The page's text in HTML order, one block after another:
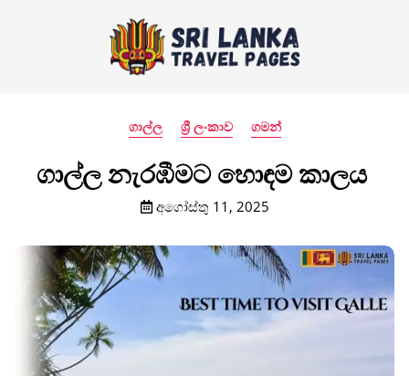
ගාල්ල ශ්‍රී ලංකාව ගමන්
ගාල්ල නැරඹීමට හොඳම කාලය
අගෝස්තු 11, 2025